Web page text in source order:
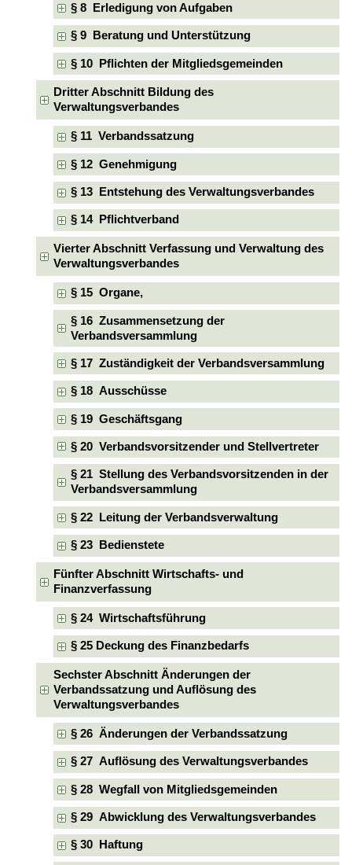
§ 8 Erledigung von Aufgaben
§ 9 Beratung und Unterstützung
§ 10 Pflichten der Mitgliedsgemeinden
Dritter Abschnitt Bildung des
Verwaltungsverbandes
§ 11 Verbandssatzung
§ 12 Genehmigung
§ 13 Entstehung des Verwaltungsverbandes
§ 14 Pflichtverband
Vierter Abschnitt Verfassung und Verwaltung des
Verwaltungsverbandes
§ 15 Organe,
§ 16 Zusammensetzung der
Verbandsversammlung
§ 17 Zuständigkeit der Verbandsversammlung
§ 18 Ausschüsse
§ 19 Geschäftsgang
§ 20 Verbandsvorsitzender und Stellvertreter
§ 21 Stellung des Verbandsvorsitzenden in der
Verbandsversammlung
§ 22 Leitung der Verbandsverwaltung
§ 23 Bedienstete
Fünfter Abschnitt Wirtschafts- und
Finanzverfassung
§ 24 Wirtschaftsführung
§ 25 Deckung des Finanzbedarfs
Sechster Abschnitt Änderungen der
Verbandssatzung und Auflösung des
Verwaltungsverbandes
§ 26 Änderungen der Verbandssatzung
§ 27 Auflösung des Verwaltungsverbandes
§ 28 Wegfall von Mitgliedsgemeinden
§ 29 Abwicklung des Verwaltungsverbandes
§ 30 Haftung